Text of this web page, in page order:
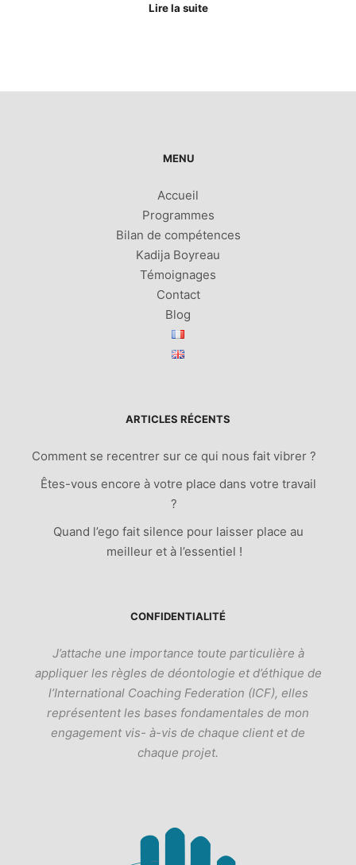
Lire la suite
MENU
Accueil
Programmes
Bilan de compétences
Kadija Boyreau
Témoignages
Contact
Blog
ARTICLES RÉCENTS
Comment se recentrer sur ce qui nous fait vibrer ?
Êtes-vous encore à votre place dans votre travail
?
Quand l’ego fait silence pour laisser place au
meilleur et à l’essentiel !
CONFIDENTIALITÉ
J’attache une importance toute particulière à
appliquer les règles de déontologie et d’éthique de
l’International Coaching Federation (ICF), elles
représentent les bases fondamentales de mon
engagement vis- à-vis de chaque client et de
chaque projet.